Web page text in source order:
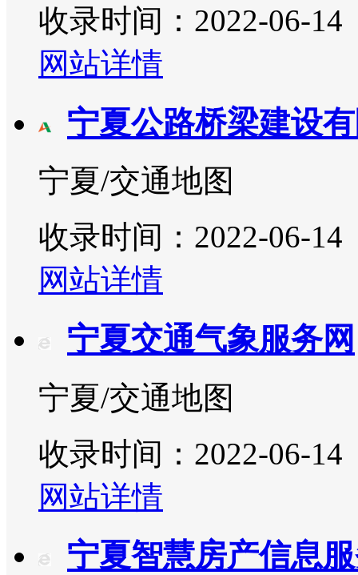
收录时间：2022-06-14
网站详情
宁夏公路桥梁建设
宁夏/交通地图
收录时间：2022-06-14
网站详情
宁夏交通气象服务网
宁夏/交通地图
收录时间：2022-06-14
网站详情
宁夏智慧房产信息